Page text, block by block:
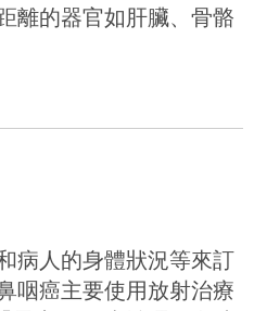
離的器官如肝臟、骨骼
病人的身體狀況等來訂
咽癌主要使用放射治療